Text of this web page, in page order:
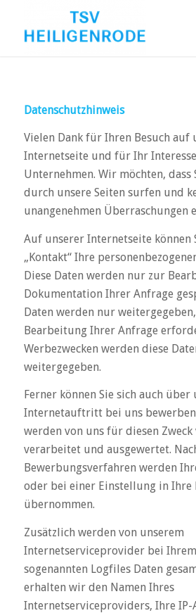
Datenschutzhinweis
Vielen Dank für Ihren Besuch auf
Internetseite und für Ihr
Unternehmen. Wir möchten, dass
durch unsere Seiten surfen und
unangenehmen Überraschungen
Auf unserer Internetseite können
„Kontakt“ Ihre
Diese Daten werden nur zur
Dokumentation Ihrer Anfrage
Daten werden nur
Bearbeitung Ihrer Anfrage
Werbezwecken werden diese
weitergegeben.
Ferner können Sie sich auch über
Internetauftritt bei uns
werden von uns für diesen Zweck
verarbeitet und ausgewertet.
Bewerbungsverfahren werden
oder bei einer Einstellung in Ihre
übernommen.
Zusätzlich werden von unserem
Internetserviceprovider bei
sogenannten Logfiles Daten
erhalten wir den Namen Ihres
Internetserviceproviders, Ihre IP-